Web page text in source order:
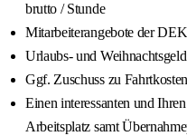
brutto / Stunde
Mitarbeiterangebote der
Urlaubs- und Weihnachtsgeld
Ggf. Zuschuss zu Fahrtkosten
Einen interessanten und
Arbeitsplatz samt